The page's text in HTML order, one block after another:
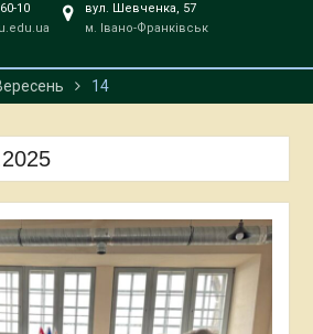
10
вул. Шевченка, 57
м. Івано-Франківськ
14